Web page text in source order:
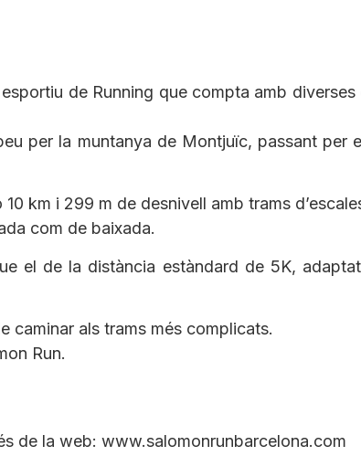
de Running que compta amb
per la muntanya de Montjuïc, passant per
km i 299 m de desnivell amb trams
com de baixada.
el de la distància estàndard de 5K,
caminar als trams més complicats.
Run.
de la web: www.salomonrunbarcelona.com